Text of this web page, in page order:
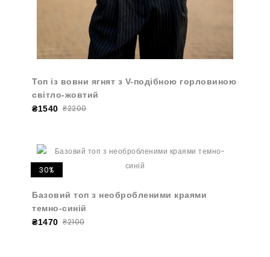
Топ із вовни ягнят з V-подібною горловиною
світло-жовтий
₴1540 ₴2200
30%
Базовий топ з необробленими краями
темно-синій
₴1470 ₴2100